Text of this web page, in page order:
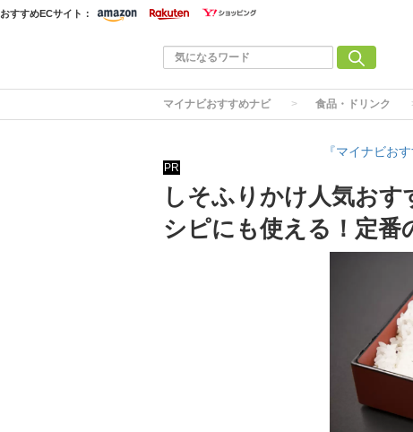
おすすめECサイト：
マイナビおすすめナビ 食品・ドリンク
『マイナビお
PR
しそふりかけ人気お
シピにも使える！定番